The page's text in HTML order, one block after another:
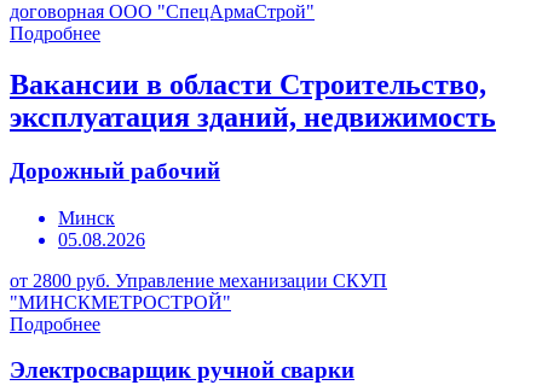
договорная ООО "СпецАрмаСтрой"
Подробнее
Вакансии в области Строительство,
эксплуатация зданий, недвижимость
Дорожный рабочий
Минск
05.08.2026
от 2800 руб. Управление механизации СКУП
"МИНСКМЕТРОСТРОЙ"
Подробнее
Электросварщик ручной сварки